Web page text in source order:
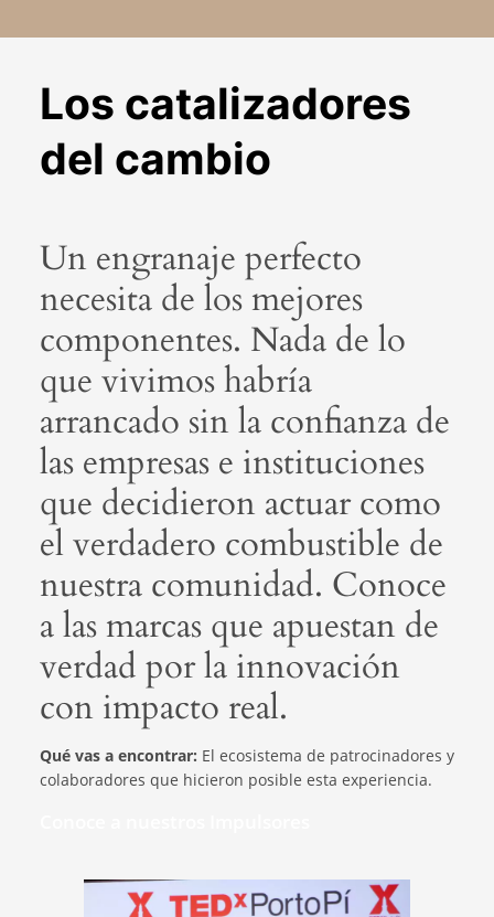
Los catalizadores
del cambio
Un engranaje perfecto
necesita de los mejores
componentes. Nada de lo
que vivimos habría
arrancado sin la confianza de
las empresas e instituciones
que decidieron actuar como
el verdadero combustible de
nuestra comunidad. Conoce
a las marcas que apuestan de
verdad por la innovación
con impacto real.
Qué vas a encontrar: El ecosistema de patrocinadores y
colaboradores que hicieron posible esta experiencia.